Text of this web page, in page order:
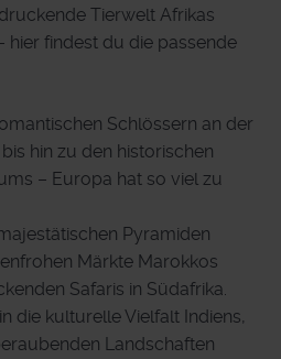
Tierwelt Afrikas
hier findest du die passende
Schlössern an der
hin zu den historischen
– Europa hat so viel zu
Pyramiden
Märkte Marokkos
Safaris in Südafrika.
die kulturelle Vielfalt Indiens,
Landschaften